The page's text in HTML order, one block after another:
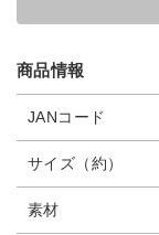
商品情報
JANコード
サイズ（約）
素材